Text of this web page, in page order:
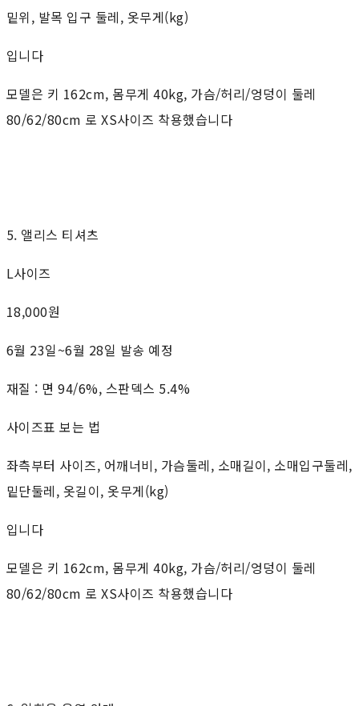
밑위, 발목 입구 둘레, 옷무게(kg)
입니다
모델은 키 162cm, 몸무게 40kg, 가슴/허리/엉덩이 둘레
80/62/80cm 로 XS사이즈 착용했습니다
5. 앨리스 티셔츠
L사이즈
18,000원
6월 23일~6월 28일 발송 예정
재질 : 면 94/6%, 스판덱스 5.4%
사이즈표 보는 법
좌측부터 사이즈, 어깨너비, 가슴둘레, 소매길이, 소매입구둘레,
밑단둘레, 옷길이, 옷무게(kg)
입니다
모델은 키 162cm, 몸무게 40kg, 가슴/허리/엉덩이 둘레
80/62/80cm 로 XS사이즈 착용했습니다